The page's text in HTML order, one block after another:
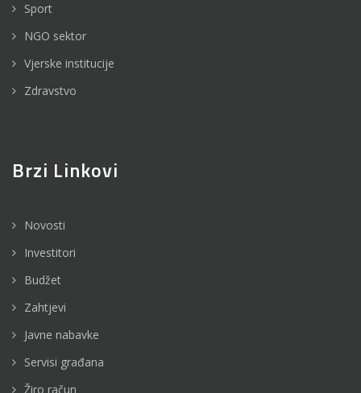
Sport
NGO sektor
Vjerske institucije
Zdravstvo
Brzi Linkovi
Novosti
Investitori
Budžet
Zahtjevi
Javne nabavke
Servisi građana
Žiro račun